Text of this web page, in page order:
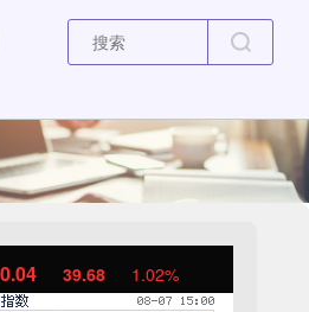
39.68 1.02%